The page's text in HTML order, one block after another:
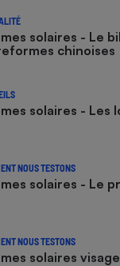
solaires - Le
chinoises
solaires - Les
NOUS TESTONS
solaires - Le
NOUS TESTONS
solaires